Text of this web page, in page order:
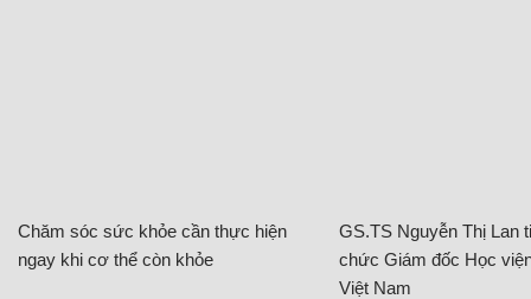
Chăm sóc sức khỏe cần thực hiện
ngay khi cơ thể còn khỏe
GS.TS Nguyễn Thị Lan
chức Giám đốc Học
Việt Nam